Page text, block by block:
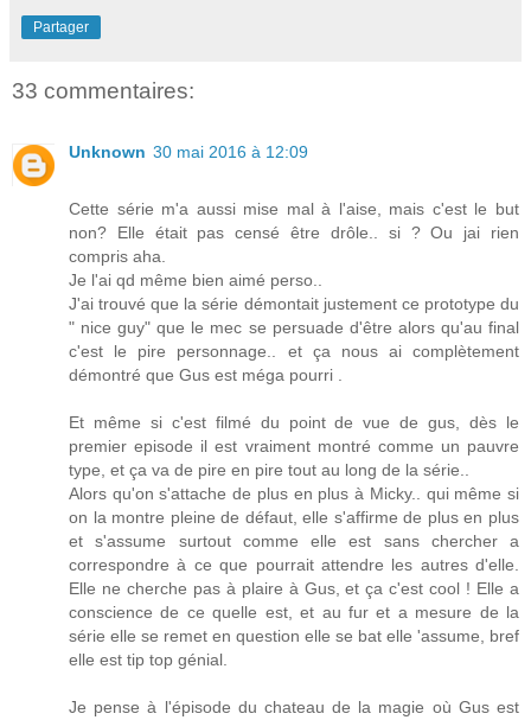
Partager
33 commentaires:
Unknown 30 mai 2016 à 12:09
Cette série m'a aussi mise mal à l'aise, mais c'est le but
non? Elle était pas censé être drôle.. si ? Ou jai rien
compris aha.
Je l'ai qd même bien aimé perso..
J'ai trouvé que la série démontait justement ce prototype du
" nice guy" que le mec se persuade d'être alors qu'au final
c'est le pire personnage.. et ça nous ai complètement
démontré que Gus est méga pourri .
Et même si c'est filmé du point de vue de gus, dès le
premier episode il est vraiment montré comme un pauvre
type, et ça va de pire en pire tout au long de la série..
Alors qu'on s'attache de plus en plus à Micky.. qui même si
on la montre pleine de défaut, elle s'affirme de plus en plus
et s'assume surtout comme elle est sans chercher a
correspondre à ce que pourrait attendre les autres d'elle.
Elle ne cherche pas à plaire à Gus, et ça c'est cool ! Elle a
conscience de ce quelle est, et au fur et a mesure de la
série elle se remet en question elle se bat elle 'assume, bref
elle est tip top génial.
Je pense à l'épisode du chateau de la magie où Gus est